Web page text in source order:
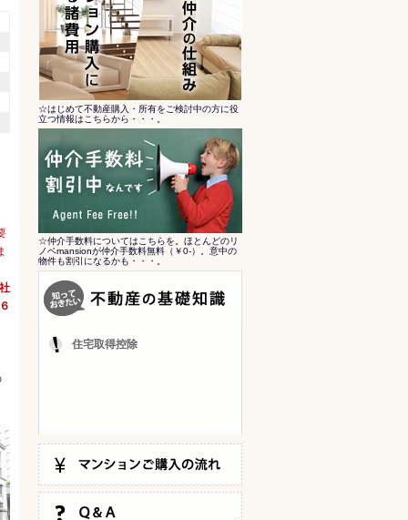
☆はじめて不動産購入・所有をご検討中の方に役
立つ情報はこちらから・・・。
☆仲介手数料についてはこちらを。ほとんどのリ
ノベmansionが仲介手数料無料（￥0-）。意中の
物件も割引になるかも・・・。
住宅取得控除